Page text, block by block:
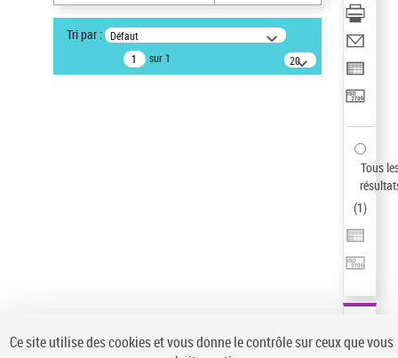
Statut de la notice d’autorité
Notice élémentaire
Type de notice d'autorité
Auteur d’œuvre
Tri par : Défaut
sur 1
20
résultats/page
Tous
(1)
Ce site utilise des cookies et vous donne le contrôle sur ceux que vous